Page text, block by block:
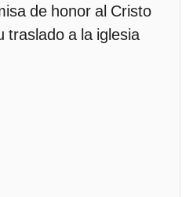
de honor al Cristo
traslado a la iglesia